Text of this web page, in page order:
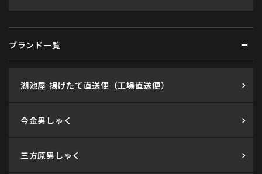
ブランド一覧
湖池屋 揚げたて直送便（工場直送便）
今金男しゃく
三方原男しゃく